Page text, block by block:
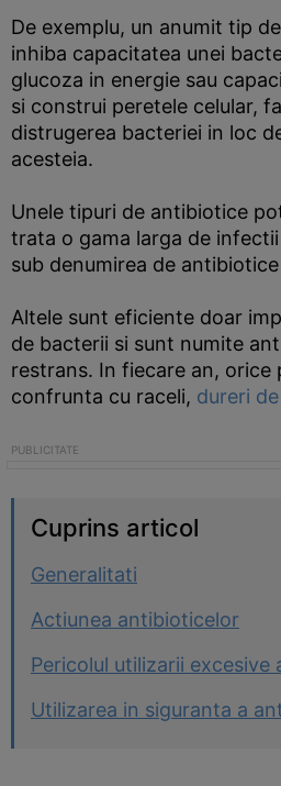
De exemplu, un anumit tip
inhiba capacitatea unei
glucoza in energie sau
si construi peretele celular,
distrugerea bacteriei in loc
acesteia.
Unele tipuri de antibiotice
trata o gama larga de
sub denumirea de
Altele sunt eficiente doar
de bacterii si sunt numite
restrans. In fiecare an, orice
confrunta cu raceli, dureri
Cuprins articol
Generalitati
Actiunea antibioticelor
Pericolul utilizarii excesive
Utilizarea in siguranta a